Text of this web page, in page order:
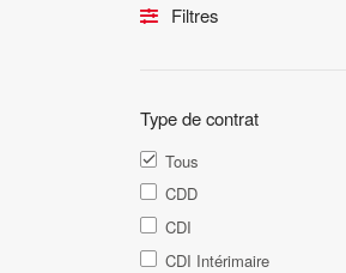
Filtres
Type de contrat
Tous
CDD
CDI
CDI Intérimaire